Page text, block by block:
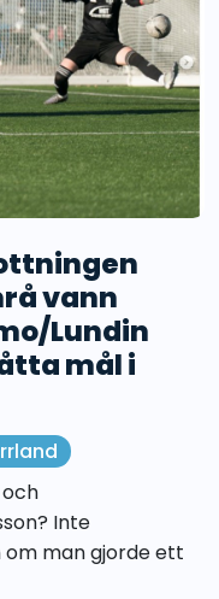
vann
Lundin
mål i
Inte
om man gjorde ett